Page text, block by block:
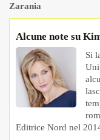
Zarania
Alcune note su
Si
Editrice Nord nel